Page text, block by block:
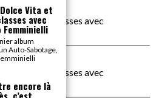
tiededans
lutte des classes avec
dans
et lutte des classes avec
Vita et
avec
Femminielli
album
Auto-Sabotage,
encore là